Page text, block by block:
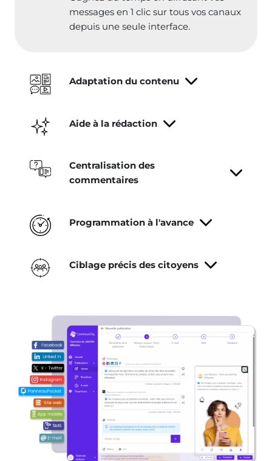
messages en 1 clic sur tous vos canaux
depuis une seule interface.
Adaptation du contenu
Aide à la rédaction
Centralisation des
commentaires
Programmation à l'avance
Ciblage précis des citoyens